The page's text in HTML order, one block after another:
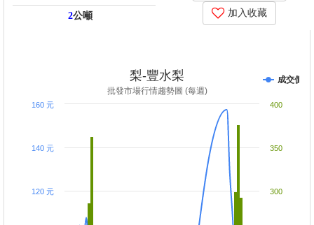
2公噸 加入收藏
梨-豐水梨
批發市場行情趨勢圖 (每週)
成交價
120 元
140 元
160 元
300
350
400